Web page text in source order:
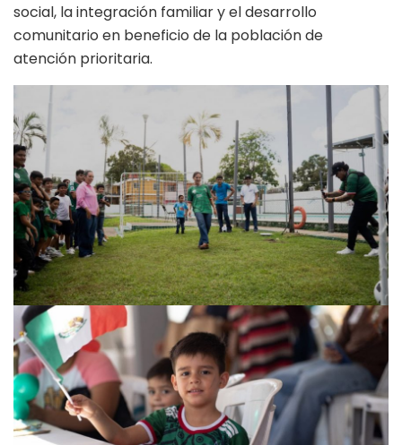
social, la integración familiar y el desarrollo
comunitario en beneficio de la población de
atención prioritaria.